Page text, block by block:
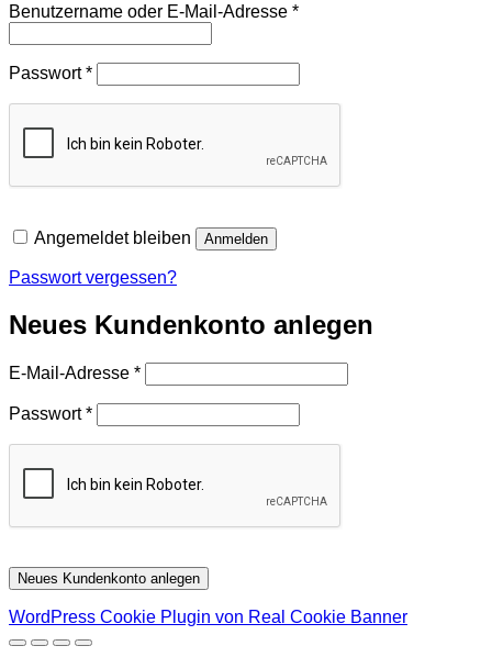
Benutzername oder E-Mail-Adresse *Erforderlich
Passwort*Erforderlich
Angemeldet bleiben Anmelden
Passwort vergessen?
Neues Kundenkonto anlegen
E-Mail-Adresse *Erforderlich
Passwort*Erforderlich
Neues Kundenkonto anlegen
WordPress Cookie Plugin von Real Cookie Banner